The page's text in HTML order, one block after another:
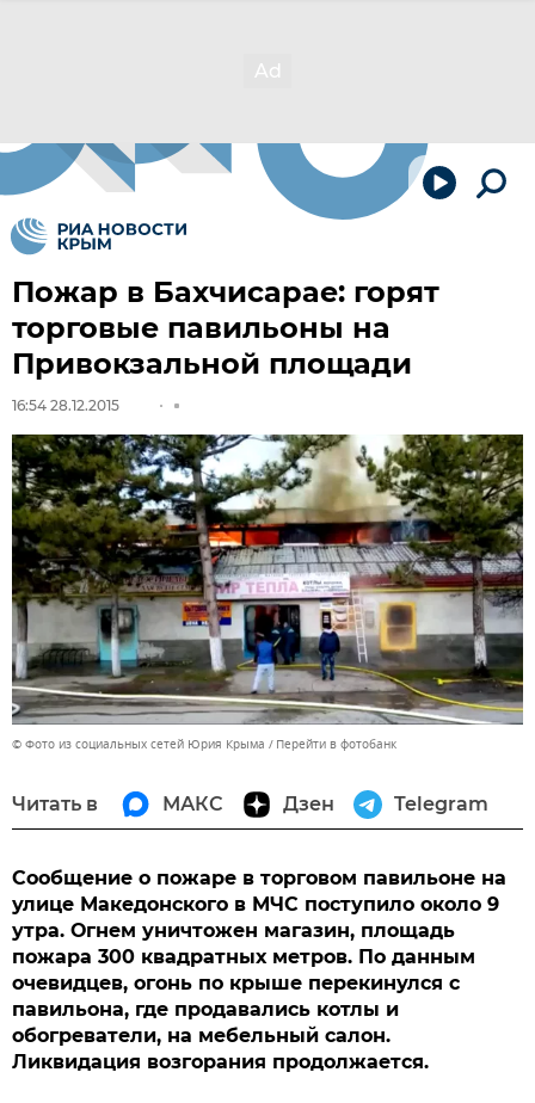
Пожар в Бахчисарае: горят
торговые павильоны на
Привокзальной площади
16:54 28.12.2015
© Фото из социальных сетей Юрия Крыма Перейти в фотобанк
Читать в МАКС Дзен Telegram
Сообщение о пожаре в торговом павильоне на
улице Македонского в МЧС поступило около 9
утра. Огнем уничтожен магазин, площадь
пожара 300 квадратных метров. По данным
очевидцев, огонь по крыше перекинулся с
павильона, где продавались котлы и
обогреватели, на мебельный салон.
Ликвидация возгорания продолжается.